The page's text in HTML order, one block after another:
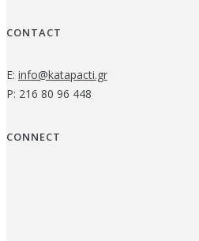
CONTACT
E: info@katapacti.gr
P: 216 80 96 448
CONNECT